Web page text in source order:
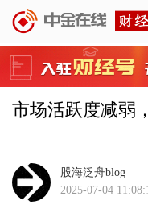
市场活跃度减弱
股海泛舟blog
2025-07-04